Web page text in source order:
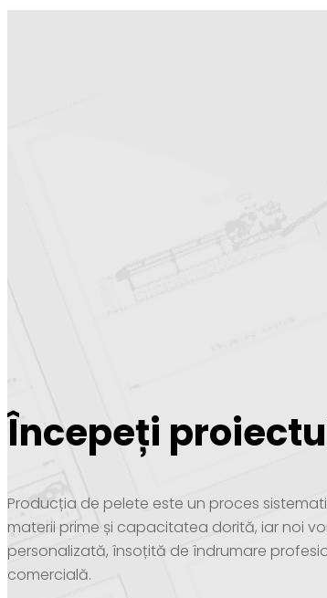
Începeți
Producția de pelete este un proces
materii prime și capacitatea dorită, iar noi
personalizată, însoțită de îndrumare
comercială.